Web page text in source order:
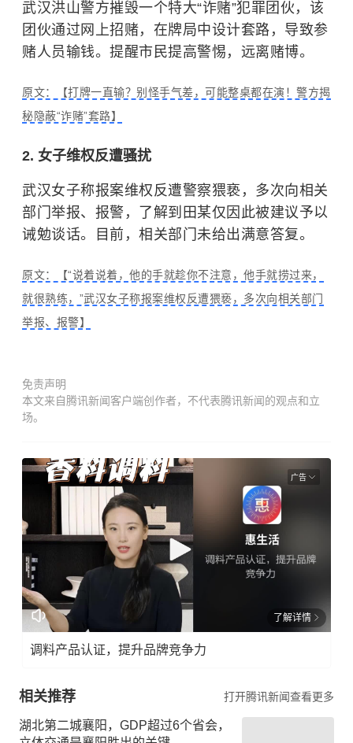
武汉洪山警方摧毁一个特大“诈赌”犯罪团伙，该
团伙通过网上招赌，在牌局中设计套路，导致参
赌人员输钱。提醒市民提高警惕，远离赌博。
原文：【打牌一直输？别怪手气差，可能整桌都在演！警方揭
秘隐蔽“诈赌”套路】
2. 女子维权反遭骚扰
武汉女子称报案维权反遭警察猥亵，多次向相关
部门举报、报警，了解到田某仅因此被建议予以
诫勉谈话。目前，相关部门未给出满意答复。
原文：【“说着说着，他的手就趁你不注意，他手就捞过来，
就很熟练，”武汉女子称报案维权反遭猥亵，多次向相关部门
举报、报警】
免责声明
本文来自腾讯新闻客户端创作者，不代表腾讯新闻的观点和立
场。
广告
了解详情
调料产品认证，提升品牌竞争力
相关推荐 打开腾讯新闻查看更多
湖北第二城襄阳，GDP超过6个省会，